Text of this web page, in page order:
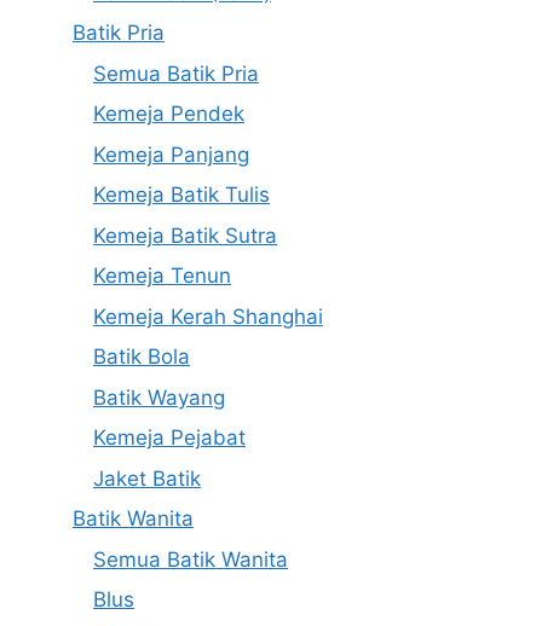
Batik Pria
Semua Batik Pria
Kemeja Pendek
Kemeja Panjang
Kemeja Batik Tulis
Kemeja Batik Sutra
Kemeja Tenun
Kemeja Kerah Shanghai
Batik Bola
Batik Wayang
Kemeja Pejabat
Jaket Batik
Batik Wanita
Semua Batik Wanita
Blus